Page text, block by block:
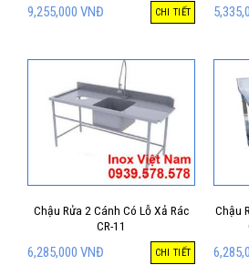
9,255,000 VNĐ CHI TIẾT
Chậu Rửa 2 Cánh Có Lỗ Xả Rác
CR-11
6,285,000 VNĐ CHI TIẾT
Chậu